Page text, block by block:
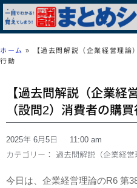
ホーム »
【過去問解説（企業経営理
行動
【過去問解説（企業経
（設問2）消費者の購
2025年 6月5日
11:00 am
カテゴリー： 過去問解説（企業経営
今日は、企業経営理論のR6 第